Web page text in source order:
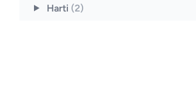
Harti (2)